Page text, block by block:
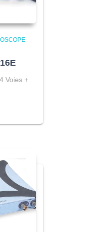
Voies +